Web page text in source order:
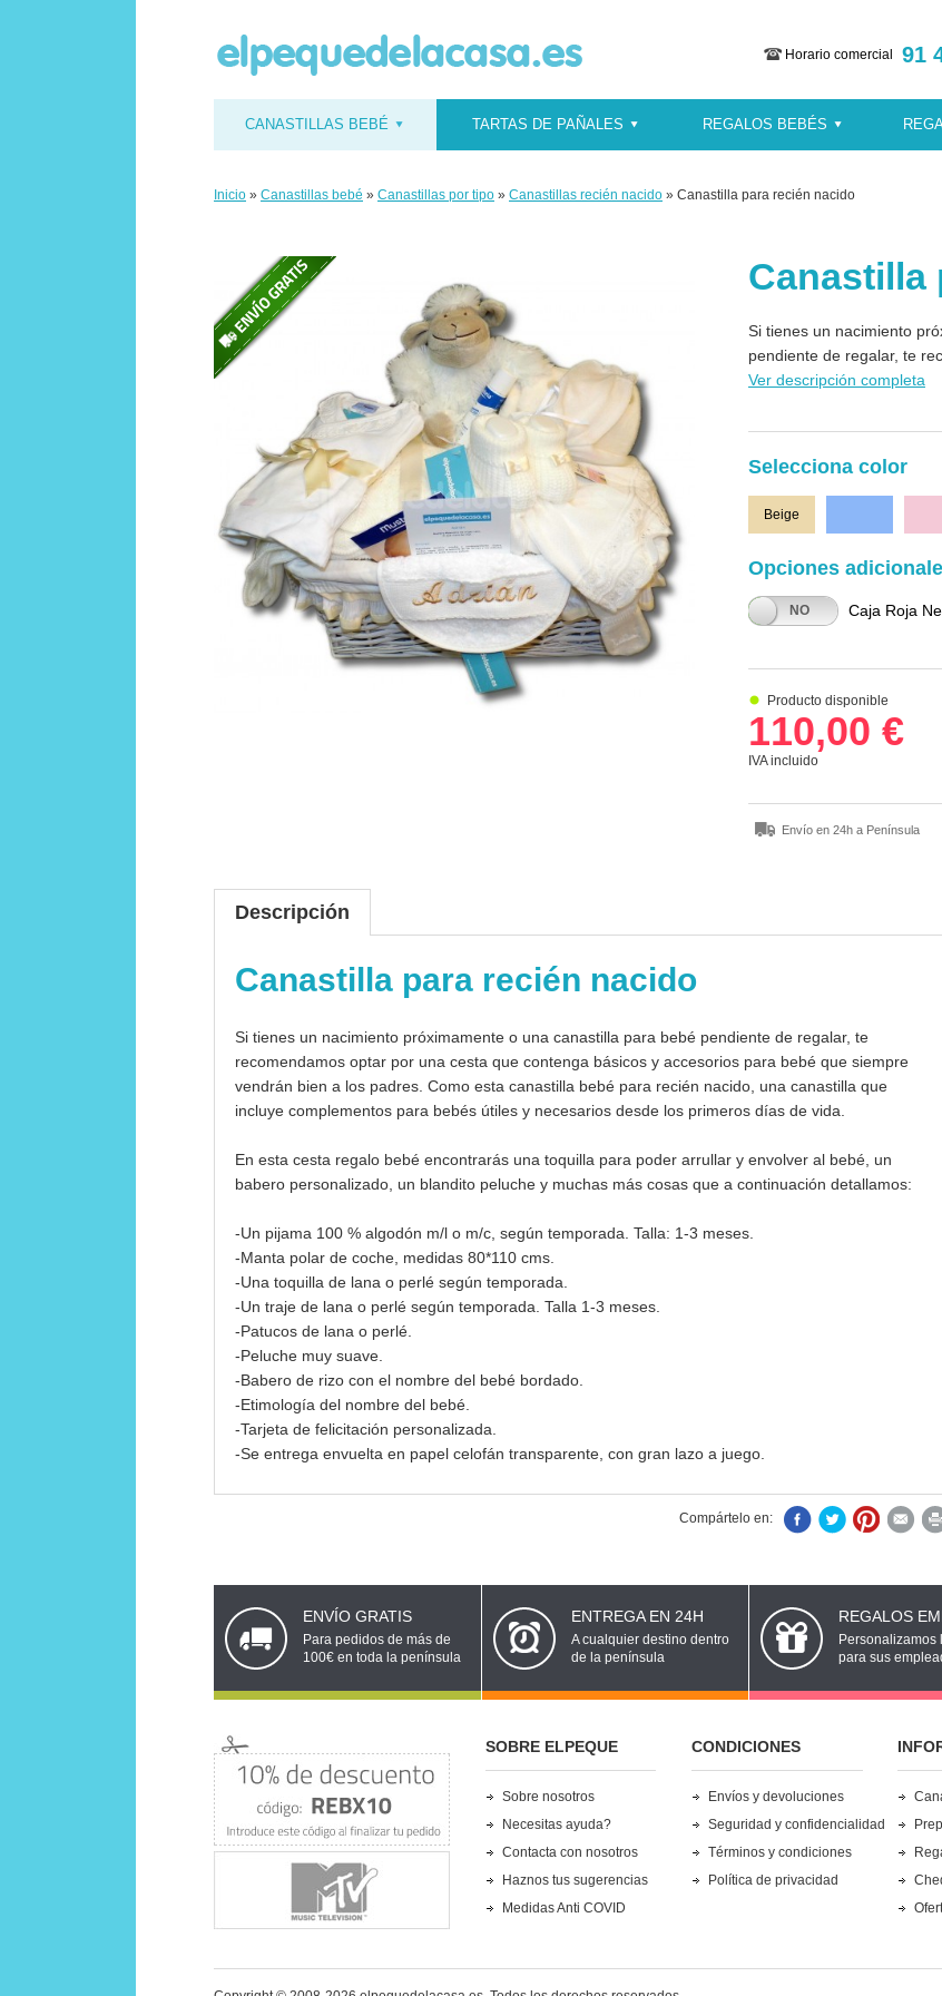
Horario comercial 91
CANASTILLAS BEBÉ TARTAS DE PAÑALES REGALOS BEBÉS
Inicio » Canastillas bebé » Canastillas por tipo » Canastillas recién nacido » Canastilla para recién nacido
Canastilla
Si tienes un nacimiento
pendiente de regalar, te
Ver descripción completa
Selecciona color
Beige
Opciones
NO Caja Roja
Producto disponible
110,00 €
IVA incluido
Envío en 24h a Península
Descripción
Canastilla para recién nacido
Si tienes un nacimiento próximamente o una canastilla para bebé pendiente de regalar, te
recomendamos optar por una cesta que contenga básicos y accesorios para bebé que siempre
vendrán bien a los padres. Como esta canastilla bebé para recién nacido, una canastilla que
incluye complementos para bebés útiles y necesarios desde los primeros días de vida.
En esta cesta regalo bebé encontrarás una toquilla para poder arrullar y envolver al bebé, un
babero personalizado, un blandito peluche y muchas más cosas que a continuación detallamos:
-Un pijama 100 % algodón m/l o m/c, según temporada. Talla: 1-3 meses.
-Manta polar de coche, medidas 80*110 cms.
-Una toquilla de lana o perlé según temporada.
-Un traje de lana o perlé según temporada. Talla 1-3 meses.
-Patucos de lana o perlé.
-Peluche muy suave.
-Babero de rizo con el nombre del bebé bordado.
-Etimología del nombre del bebé.
-Tarjeta de felicitación personalizada.
-Se entrega envuelta en papel celofán transparente, con gran lazo a juego.
Compártelo en:
ENVÍO GRATIS
Para pedidos de más de
100€ en toda la península
ENTREGA EN 24H
A cualquier destino dentro
de la península
REGALOS
Personalizamos
para sus
SOBRE ELPEQUE
Sobre nosotros
Necesitas ayuda?
Contacta con nosotros
Haznos tus sugerencias
Medidas Anti COVID
CONDICIONES
Envíos y devoluciones
Seguridad y confidencialidad
Términos y condiciones
Política de privacidad